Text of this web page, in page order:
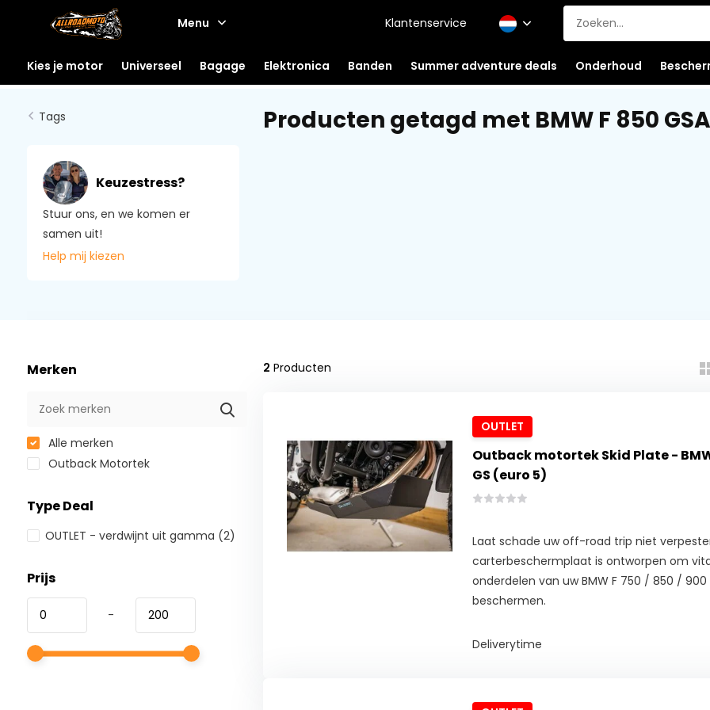
Menu Klantenservice
Kies je motor Universeel Bagage Elektronica Banden Summer adventure deals Onderhoud
Tags
Keuzestress?
Stuur ons, en we komen er
samen uit!
Help mij kiezen
Producten getagd met BMW F 850 GSA
Merken
Alle merken
Outback Motortek
Type Deal
OUTLET - verdwijnt uit gamma (2)
Prijs
-
2 Producten
OUTLET
Outback motortek Skid Plate -
GS (euro 5)
Laat schade uw off-road trip niet
carterbeschermplaat is ontworpen om
onderdelen van uw BMW F 750 / 850 /
beschermen.
Deliverytime